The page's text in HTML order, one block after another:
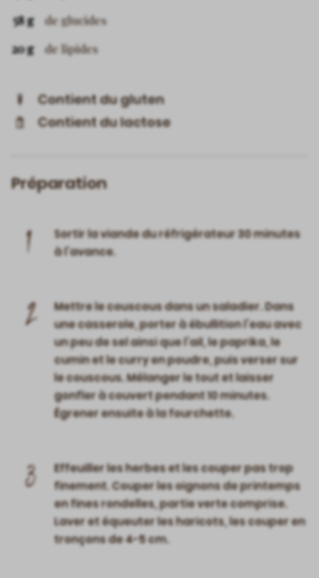
58 g
de glucides
20 g
de lipides
Contient du gluten
Contient du lactose
Préparation
1
Sortir la viande du réfrigérateur 30 minutes
à l’avance.
2
Mettre le couscous dans un saladier. Dans
une casserole, porter à ébullition l’eau avec
un peu de sel ainsi que l’ail, le paprika, le
cumin et le curry en poudre, puis verser sur
le couscous. Mélanger le tout et laisser
gonfler à couvert pendant 10 minutes.
Égrener ensuite à la fourchette.
3
Effeuiller les herbes et les couper pas trop
finement. Couper les oignons de printemps
en fines rondelles, partie verte comprise.
Laver et équeuter les haricots, les couper en
tronçons de 4-5 cm.